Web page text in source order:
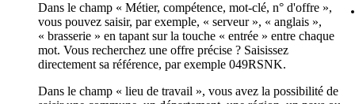
Dans le champ « Métier, compétence, mot-clé, n° d'offre »,
vous pouvez saisir, par exemple, « serveur », « anglais »,
« brasserie » en tapant sur la touche « entrée » entre chaque
mot. Vous recherchez une offre précise ? Saisissez
directement sa référence, par exemple 049RSNK.
Dans le champ « lieu de travail », vous avez la possibilité de